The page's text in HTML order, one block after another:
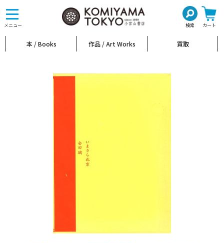
メニュー 検索 カート
toggle
navigation
本 / Books 作品 / Art Works 買取